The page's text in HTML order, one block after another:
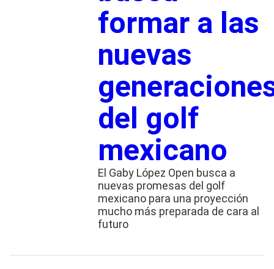
formar a las
nuevas
del golf
mexicano
El Gaby López Open busca a
nuevas promesas del golf
mexicano para una proyección
mucho más preparada de cara al
futuro